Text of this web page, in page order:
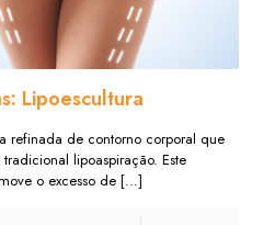
Lipoescultura
refinada de contorno corporal que
lipoaspiração. Este
o excesso de […]